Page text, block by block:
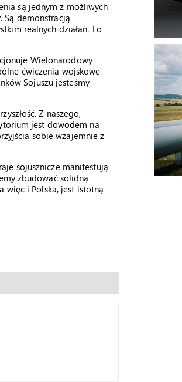
są jednym z możliwych
Są demonstracją
realnych działań. To
Wielonarodowy
ćwiczenia wojskowe
Sojuszu jesteśmy
Z naszego,
jest dowodem na
sobie wzajemnie z
sojusznicze manifestują
zbudować solidną
więc i Polska, jest istotną